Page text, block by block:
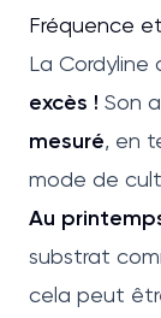
Fréquence
La Cordyline
excès ! Son
mesuré, en
mode de
Au
substrat
cela peut